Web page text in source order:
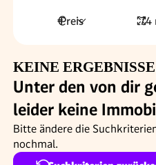
Preis 74
KEINE ERGEBNISSE
Unter den von dir
leider keine
Bitte ändere die
nochmal.